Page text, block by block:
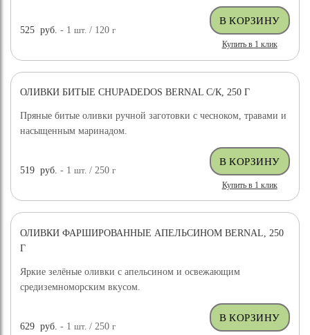
525 руб. - 1шт. / 120г
Купить в 1 клик
ОЛИВКИ БИТЫЕ CHUPADEDOS BERNAL С/К, 250 Г
Пряные битые оливки ручной заготовки с чесноком, травами и
насыщенным маринадом.
519 руб. - 1шт. / 250г
Купить в 1 клик
ОЛИВКИ ФАРШИРОВАННЫЕ АПЕЛЬСИНОМ BERNAL, 250
Г
Яркие зелёные оливки с апельсином и освежающим
средиземноморским вкусом.
629 руб. - 1шт. / 250г